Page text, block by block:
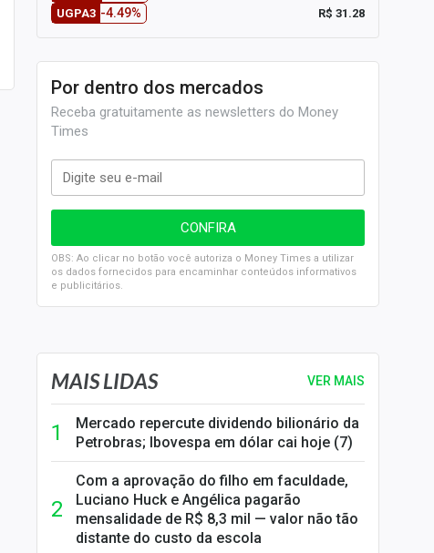
UGPA3 -4.49% R$ 31.28
Por dentro dos mercados
Receba gratuitamente as newsletters do Money
Times
OBS: Ao clicar no botão você autoriza o Money Times a utilizar
os dados fornecidos para encaminhar conteúdos informativos
e publicitários.
SELIC em 14%: A repercussão da decisão sobre os JUROS
MAIS LIDAS VER MAIS
Mercado repercute dividendo bilionário da
Petrobras; Ibovespa em dólar cai hoje (7)
Com a aprovação do filho em faculdade,
Luciano Huck e Angélica pagarão
mensalidade de R$ 8,3 mil — valor não tão
distante do custo da escola